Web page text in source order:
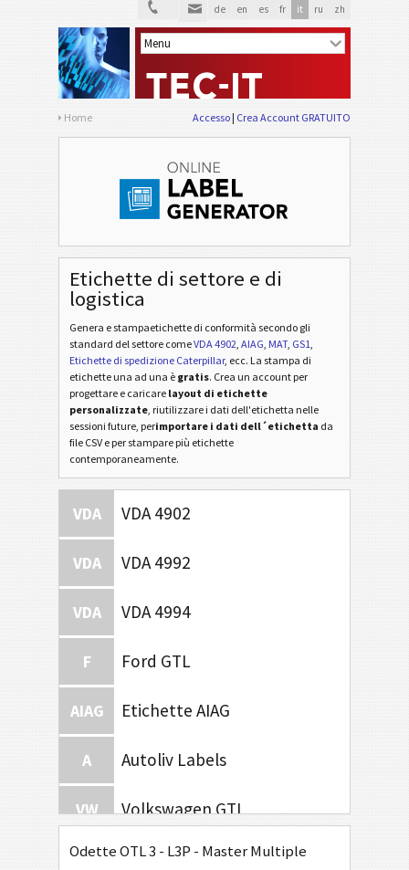
de en es fr it ru zh
Home Accesso Crea Account GRATUITO
Etichette di settore e di
logistica
Genera e stampaetichette di conformità secondo gli
standard del settore comeVDA 4902, AIAG, MAT, GS1,
Etichette di spedizione Caterpillar, ecc. La stampa di
etichette una ad una è gratis. Crea un account per
progettare e caricare layout di etichette
personalizzate, riutilizzare i dati dell'etichetta nelle
sessioni future, perimportare i dati dell´etichetta da
file CSV e per stampare più etichette
contemporaneamente.
VDA VDA 4902
VDA VDA 4992
VDA VDA 4994
F Ford GTL
AIAG Etichette AIAG
A Autoliv Labels
VW Volkswagen GTL
GM General Motors
Odette OTL 3 - L3P - Master Multiple